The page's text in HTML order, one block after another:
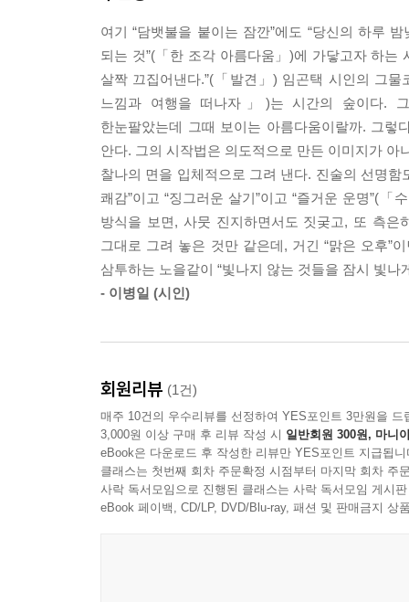
머리를 부딪히며 우리는 짐을 옮긴다
시시한 것을 담고
시시한 것을 쌓고
--- 「서울에서 멀어지면」 중에서
꼬마 셋이 지나간다. 같은 곳에서 머리를 자른 듯
본다. 떨어지기를 기다린다. 눈송이 민들레 사탕
더 많이 닮다가 슬슬 달라지겠지. 과일을 사거나
담배 연기는 얼굴로 되돌아온다
하늘은 빨갛고
달리는 사람은 조금 더 빨갛고
어쩌면 “살아 있을지”(「발견」)도 모른다고 숨
“시시해서 우리는 좋았다”(「서울에서 멀어지면
수도 있다는 전언처럼 들린다. “소리 지르는 아이
자조 섞인 듯한 말들은 탄식 혹은 후회로 보이기
세계를 감지하며, 점차 무감하게 반응하는 스스로
해설을 쓴 고봉준 문학평론가는 이런 일상의 반
산다/이름을 떠 올릴 때마다’(「발견」)라는 진술
그렇게 다/버릴 수 있을 것 같으면서도’(「서울
생각해보면 일상이란 이처럼 작고 보잘것없는 것
증언한다.
처음에 시는 머리 모양이 닮은 꼬마 셋에서 출발
끝내는 같아진다는 필연적인 허무함을 일러 준다.
시집 『죄 없이 다음 없이』를 읽다 보면, 쓸쓸히
두고, “돌아보는 하늘 붉어 염소처럼 안심”하며 “
색채를 가지고 있지 않다. “잔인한 호의”도 없고,
여기 “담뱃불을 붙이는 잠깐”에도 “당신의 하루
되는 것”(「한 조각 아름다움」)에 가닿고자 하는
살짝 끄집어낸다.”(「발견」) 임곤택 시인의 그
느낌과 여행을 떠나자」)는 시간의 숲이다.
한눈팔았는데 그때 보이는 아름다움이랄까. 그
안다. 그의 시작법은 의도적으로 만든 이미지가
찰나의 면을 입체적으로 그려 낸다. 진술의 선명
쾌감”이고 “징그러운 살기”이고 “즐거운 운명”(
방식을 보면, 사뭇 진지하면서도 짓궂고, 또 측
그대로 그려 놓은 것만 같은데, 거긴 “맑은 오후”
삼투하는 노을같이 “빛나지 않는 것들을 잠시 빛
- 이병일 (시인)
회원리뷰 (1건)
매주 10건의 우수리뷰를 선정하여 YES포인트 3만원을 드
3,000원 이상 구매 후 리뷰 작성 시 일반회원 300원, 마니
eBook은 다운로드 후 작성한 리뷰만 YES포인트 지급됩니
클래스는 첫번째 회차 주문확정 시점부터 마지막 회차 주
사락 독서모임으로 진행된 클래스는 사락 독서모임 게시
eBook 페이백, CD/LP, DVD/Blu-ray, 패션 및 판매금지 상